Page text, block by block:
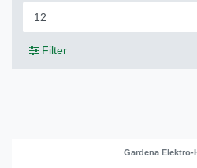
Filter
Gardena Elektro-